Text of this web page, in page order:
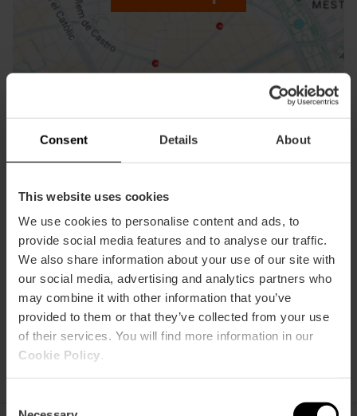
Consent Details About
This website uses cookies
We use cookies to personalise content and ads, to
provide social media features and to analyse our traffic.
We also share information about your use of our site with
our social media, advertising and analytics partners who
may combine it with other information that you’ve
provided to them or that they’ve collected from your use
of their services. You will find more information in our
Cookie Policy
Direccions